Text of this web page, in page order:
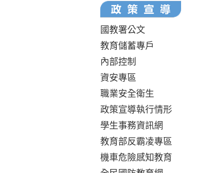
國教署公文
教育儲蓄專戶
內部控制
資安專區
職業安全衛生
政策宣導執行情形
學生事務資訊網
教育部反霸凌專區
機車危險感知教育